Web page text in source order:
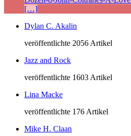
[…]
Dylan C. Akalin
veröffentlichte 2056 Artikel
Jazz and Rock
veröffentlichte 1603 Artikel
Lina Macke
veröffentlichte 176 Artikel
Mike H. Claan